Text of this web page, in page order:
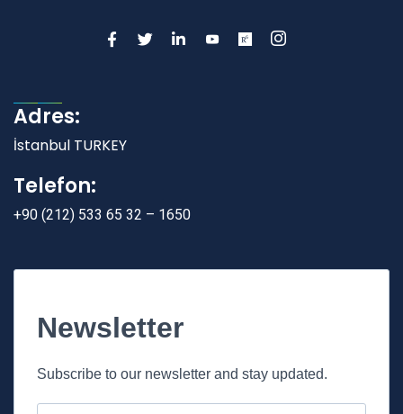
Adres:
İstanbul TURKEY
Telefon:
+90 (212) 533 65 32 – 1650
Newsletter
Subscribe to our newsletter and stay updated.